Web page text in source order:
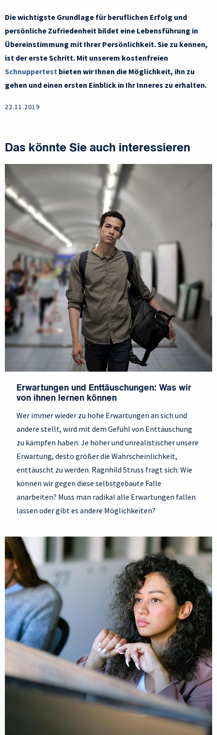
Die wichtigste Grundlage für beruflichen Erfolg und
persönliche Zufriedenheit bildet eine Lebensführung in
Übereinstimmung mit Ihrer Persönlichkeit. Sie zu kennen,
ist der erste Schritt. Mit unserem kostenfreien
Schnuppertest bieten wir Ihnen die Möglichkeit, ihn zu
gehen und einen ersten Einblick in Ihr Inneres zu erhalten.
22.11.2019
Das könnte Sie auch interessieren
Erwartungen und Enttäuschungen: Was wir
von ihnen lernen können
Wer immer wieder zu hohe Erwartungen an sich und
andere stellt, wird mit dem Gefühl von Enttäuschung
zu kämpfen haben: Je höher und unrealistischer unsere
Erwartung, desto größer die Wahrscheinlichkeit,
enttäuscht zu werden. Ragnhild Struss fragt sich: Wie
können wir gegen diese selbstgebaute Falle
anarbeiten? Muss man radikal alle Erwartungen fallen
lassen oder gibt es andere Möglichkeiten?